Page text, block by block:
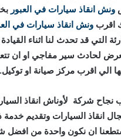
ونش انقاذ سيارات في العبور
اقرب ونش انقاذ سيارات في
التي قد تحدث لنا اثناء
لحادث سير مفاجي او ان
الي اقرب مركز صيانة او توكيل.
نجاح شركة لأوناش انقاذ
انقاذ السيارات وتقديم
ان نكون واحدة من افضل